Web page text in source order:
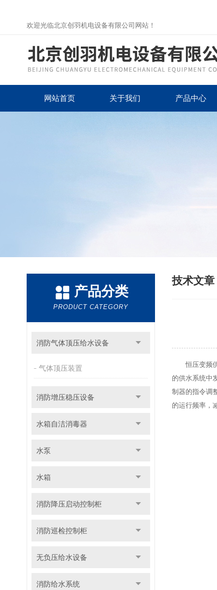
欢迎光临北京创羽机电设备有限公司网站！
网站首页 关于我们 产品中心
产品分类
PRODUCT CATEGORY
消防气体顶压给水设备
气体顶压装置
消防增压稳压设备
水箱自洁消毒器
水泵
水箱
消防降压启动控制柜
消防巡检控制柜
无负压给水设备
消防给水系统
技术文章
恒压变频供
的供水系统中
制器的指令调
的运行频率，